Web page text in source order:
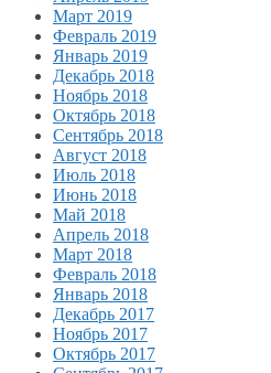
Март 2019
Февраль 2019
Январь 2019
Декабрь 2018
Ноябрь 2018
Октябрь 2018
Сентябрь 2018
Август 2018
Июль 2018
Июнь 2018
Май 2018
Апрель 2018
Март 2018
Февраль 2018
Январь 2018
Декабрь 2017
Ноябрь 2017
Октябрь 2017